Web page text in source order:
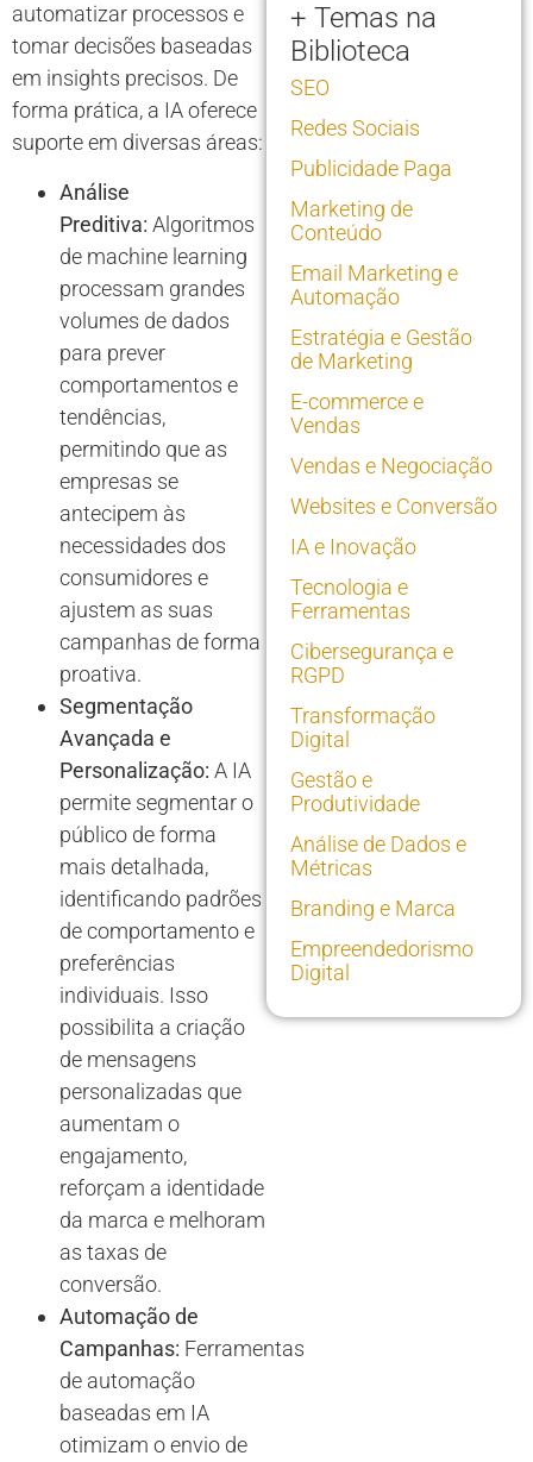
automatizar processos e
tomar decisões baseadas
em insights precisos. De
forma prática, a IA oferece
suporte em diversas áreas:
Análise
Preditiva: Algoritmos
de machine learning
processam grandes
volumes de dados
para prever
comportamentos e
tendências,
permitindo que as
empresas se
antecipem às
necessidades dos
consumidores e
ajustem as suas
campanhas de forma
proativa.
Segmentação
Avançada e
Personalização: A IA
permite segmentar o
público de forma
mais detalhada,
identificando padrões
de comportamento e
preferências
individuais. Isso
possibilita a criação
de mensagens
personalizadas que
aumentam o
engajamento,
reforçam a identidade
da marca e melhoram
as taxas de
conversão.
Automação de
Campanhas: Ferramentas
de automação
baseadas em IA
otimizam o envio de
+ Temas na
Biblioteca
SEO
Redes Sociais
Publicidade Paga
Marketing de
Conteúdo
Email Marketing e
Automação
Estratégia e Gestão
de Marketing
E-commerce e
Vendas
Vendas e Negociação
Websites e Conversão
IA e Inovação
Tecnologia e
Ferramentas
Cibersegurança e
RGPD
Transformação
Digital
Gestão e
Produtividade
Análise de Dados e
Métricas
Branding e Marca
Empreendedorismo
Digital